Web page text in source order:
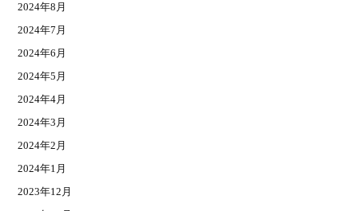
2024年8月
2024年7月
2024年6月
2024年5月
2024年4月
2024年3月
2024年2月
2024年1月
2023年12月